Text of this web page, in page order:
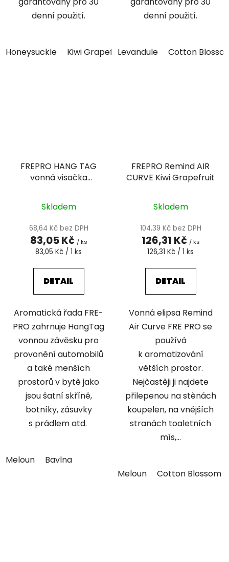
denní použití.
Honeysuckle Kiwi Grapefruit
denní použití.
Levandule Cotton
FREPRO HANG TAG
vonná visačka
Skladem
68,64 Kč bez DPH
83,05 Kč / ks
Měrná
83,05 Kč / 1 ks
DETAIL
Aromatická řada FRE-
PRO zahrnuje HangTag
vonnou závěsku pro
provonění automobilů
a také menších
prostorů v bytě jako
jsou šatní skříně,
botníky, zásuvky
s prádlem atd.
Meloun Bavlna
FREPRO Remind AIR
CURVE Kiwi Grapefruit
Skladem
104,39 Kč bez DPH
126,31 Kč / ks
Měrná
126,31 Kč / 1 ks
DETAIL
Vonná elipsa Remind
Air Curve FRE PRO se
používá
k aromatizování
větších prostor.
Nejčastěji ji najdete
přilepenou na stěnách
koupelen, na vnějších
stranách toaletních
mís,...
Meloun Cotton Blossom